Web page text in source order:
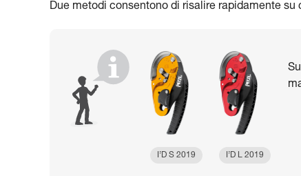
Due metodi consentono di risalire rapidamente
I’D S 2019 I’D L 2019